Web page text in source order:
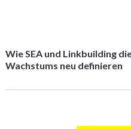
Wie SEA und Linkbuilding
Wachstums neu definieren